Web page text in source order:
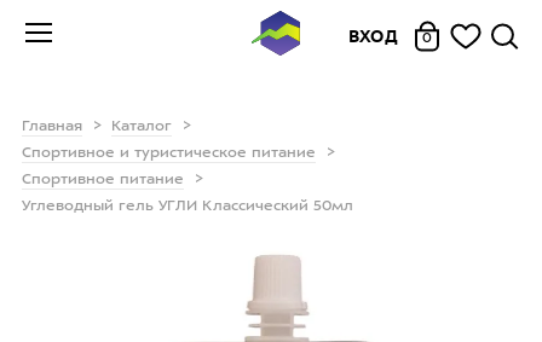
ВХОД 0
Главная
Каталог
Спортивное и туристическое питание
Спортивное питание
Углеводный гель УГЛИ Классический 50мл